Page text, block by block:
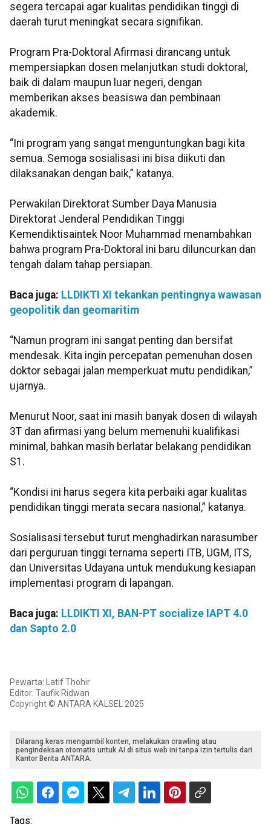
segera tercapai agar kualitas pendidikan tinggi di
daerah turut meningkat secara signifikan.
Program Pra-Doktoral Afirmasi dirancang untuk
mempersiapkan dosen melanjutkan studi doktoral,
baik di dalam maupun luar negeri, dengan
memberikan akses beasiswa dan pembinaan
akademik.
“Ini program yang sangat menguntungkan bagi kita
semua. Semoga sosialisasi ini bisa diikuti dan
dilaksanakan dengan baik,” katanya.
Perwakilan Direktorat Sumber Daya Manusia
Direktorat Jenderal Pendidikan Tinggi
Kemendiktisaintek Noor Muhammad menambahkan
bahwa program Pra-Doktoral ini baru diluncurkan dan
tengah dalam tahap persiapan.
Baca juga: LLDIKTI XI tekankan pentingnya wawasan
geopolitik dan geomaritim
“Namun program ini sangat penting dan bersifat
mendesak. Kita ingin percepatan pemenuhan dosen
doktor sebagai jalan memperkuat mutu pendidikan,”
ujarnya.
Menurut Noor, saat ini masih banyak dosen di wilayah
3T dan afirmasi yang belum memenuhi kualifikasi
minimal, bahkan masih berlatar belakang pendidikan
S1.
“Kondisi ini harus segera kita perbaiki agar kualitas
pendidikan tinggi merata secara nasional,” katanya.
Sosialisasi tersebut turut menghadirkan narasumber
dari perguruan tinggi ternama seperti ITB, UGM, ITS,
dan Universitas Udayana untuk mendukung kesiapan
implementasi program di lapangan.
Baca juga: LLDIKTI XI, BAN-PT socialize IAPT 4.0
dan Sapto 2.0
Pewarta: Latif Thohir
Editor: Taufik Ridwan
Copyright © ANTARA KALSEL 2025
Dilarang keras mengambil konten, melakukan crawling atau
pengindeksan otomatis untuk AI di situs web ini tanpa izin tertulis dari
Kantor Berita ANTARA.
Tags: